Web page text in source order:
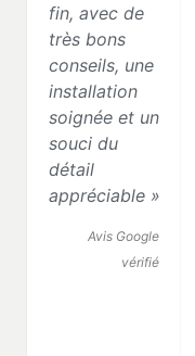
fin, avec de
très bons
conseils, une
installation
soignée et un
souci du
détail
appréciable »
Avis Google
vérifié